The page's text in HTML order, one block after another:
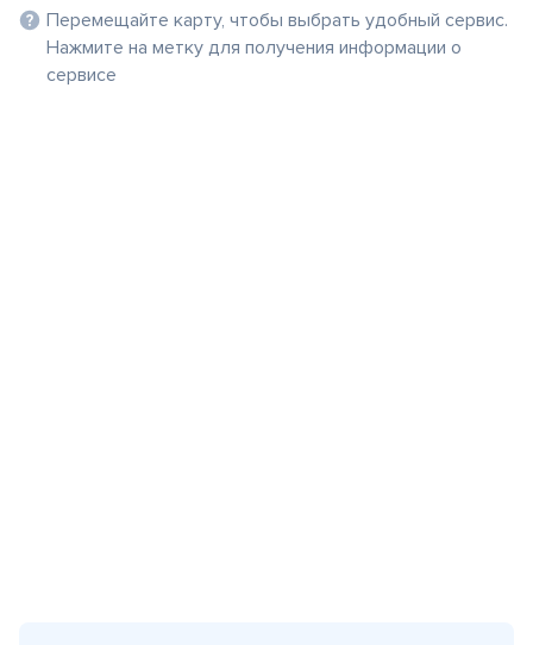
Перемещайте карту, чтобы выбрать удобный сервис.
Нажмите на метку для получения информации о
сервисе